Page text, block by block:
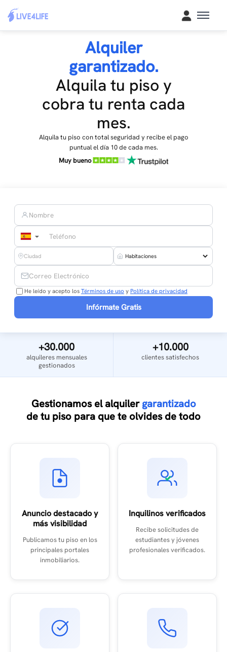
Alquiler
garantizado.
Alquila tu piso y
cobra tu renta cada
mes.
Alquila tu piso con total seguridad y recibe el pago
puntual el día 10 de cada mes.
Muy bueno
▼
He leído y acepto los Términos de uso y Política de privacidad
Infórmate Gratis
+30.000
alquileres mensuales
gestionados
+10.000
clientes satisfechos
Gestionamos el alquilergarantizado
de tu piso para que te olvides de todo
Anuncio destacado y
más visibilidad
Publicamos tu piso en los
principales portales
inmobiliarios.
Inquilinos verificados
Recibe solicitudes de
estudiantes y jóvenes
profesionales verificados.